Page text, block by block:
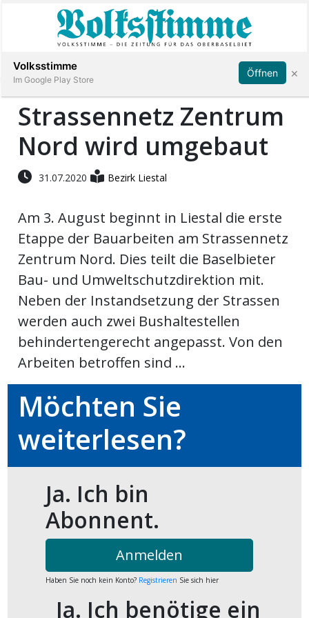
Immobilien
Veranstaltungen
Stellen
E-
App
Fussball
Abonnieren Anmelden
Strassennetz Zentrum
Nord wird umgebaut
31.07.2020 Bezirk Liestal
Am 3. August beginnt in Liestal die erste
Etappe der Bauarbeiten am Strassennetz
Zentrum Nord. Dies teilt die Baselbieter
Bau- und Umweltschutzdirektion mit.
Neben der Instandsetzung der Strassen
werden auch zwei Bushaltestellen
behindertengerecht angepasst. Von den
Arbeiten betroffen sind ...
Möchten Sie
weiterlesen?
Ja. Ich bin
Abonnent.
Anmelden
Haben Sie noch kein Konto? Registrieren Sie sich hier
Ja. Ich benötige ein
Volksstimme
Im Google Play Store
Öffnen ×